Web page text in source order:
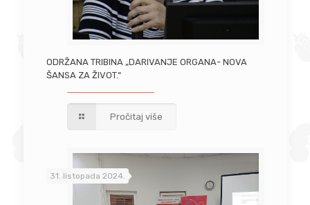
ODRŽANA TRIBINA „DARIVANJE ORGANA- NOVA
ŠANSA ZA ŽIVOT.“
Pročitaj više
31. listopada 2024.